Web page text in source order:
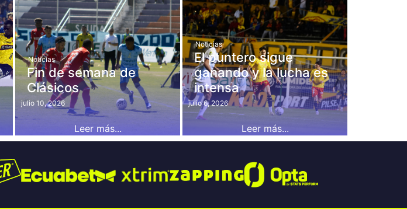
Noticias
Fin de semana de
Clásicos
julio 10, 2026
Leer más...
Noticias
El puntero sigue
ganando y la lucha es
intensa
julio 6, 2026
Leer más...